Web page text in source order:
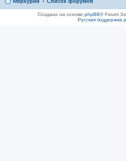
Создано на основе phpBB® Forum
Русская поддержка